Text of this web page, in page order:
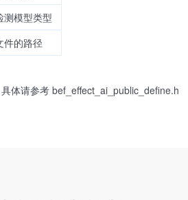
测模型类型
件的路径
体请参考 bef_effect_ai_public_define.h